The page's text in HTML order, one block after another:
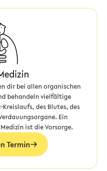
dir bei allen organischen
behandeln vielfältige
Kreislaufs, des Blutes, des
Ein
ist die Vorsorge.
Termin